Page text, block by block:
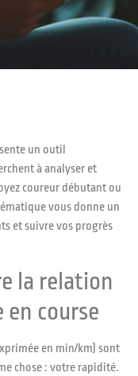
un outil
à analyser et
coureur débutant ou
vous donne un
et suivre vos progrès
la relation
course
en min/km) sont
chose : votre rapidité.